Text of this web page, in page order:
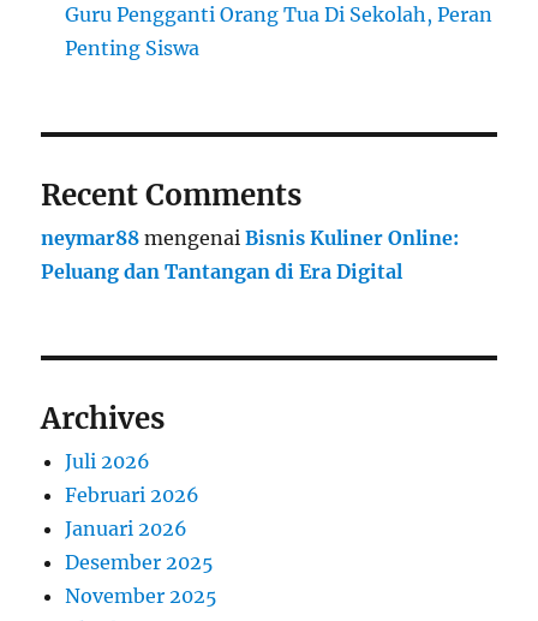
Guru Pengganti Orang Tua Di Sekolah, Peran
Penting Siswa
Recent Comments
neymar88 mengenaiBisnis Kuliner Online:
Peluang dan Tantangan di Era Digital
Archives
Juli 2026
Februari 2026
Januari 2026
Desember 2025
November 2025